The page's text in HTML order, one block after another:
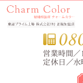
錦糸町・亀戸・平井の結婚相談所
錦糸町・亀戸・平井の結婚相談